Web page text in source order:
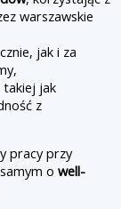
warszawskie
jak i za
takiej jak
z
pracy przy
o well-